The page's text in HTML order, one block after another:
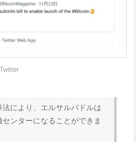
法により、エルサルバドルは
ンターになることができま